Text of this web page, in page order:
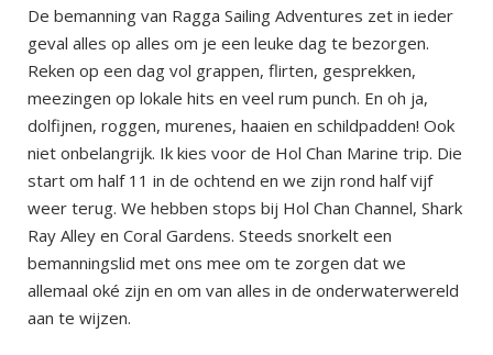
De bemanning van Ragga Sailing Adventures zet in ieder
geval alles op alles om je een leuke dag te bezorgen.
Reken op een dag vol grappen, flirten, gesprekken,
meezingen op lokale hits en veel rum punch. En oh ja,
dolfijnen, roggen, murenes, haaien en schildpadden! Ook
niet onbelangrijk. Ik kies voor de Hol Chan Marine trip. Die
start om half 11 in de ochtend en we zijn rond half vijf
weer terug. We hebben stops bij Hol Chan Channel, Shark
Ray Alley en Coral Gardens. Steeds snorkelt een
bemanningslid met ons mee om te zorgen dat we
allemaal oké zijn en om van alles in de onderwaterwereld
aan te wijzen.